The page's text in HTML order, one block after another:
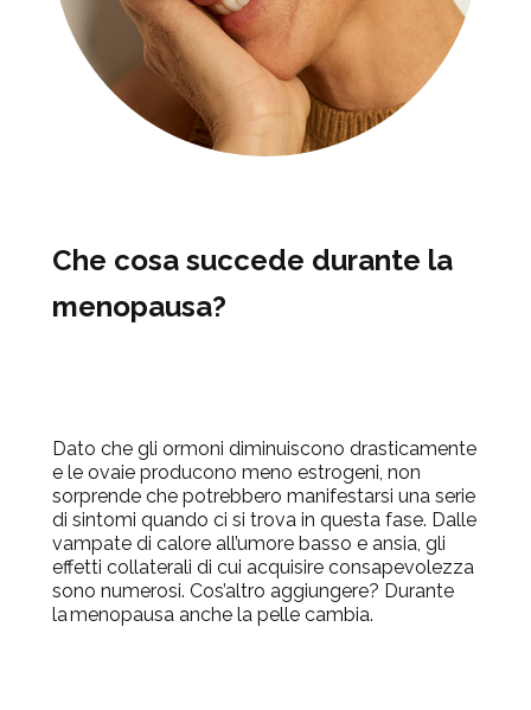
Che cosa succede durante la
menopausa?
Dato che gli ormoni diminuiscono drasticamente
e le ovaie producono meno estrogeni, non
sorprende che potrebbero manifestarsi una serie
di sintomi quando ci si trova in questa fase. Dalle
vampate di calore all’umore basso e ansia, gli
effetti collaterali di cui acquisire consapevolezza
sono numerosi. Cos’altro aggiungere? Durante
lamenopausa anche la pelle cambia.